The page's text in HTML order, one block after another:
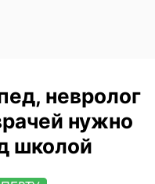
невролог
нужно
школой